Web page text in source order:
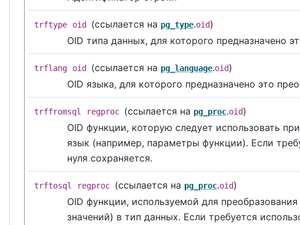
trftype oid (ссылается на pg_type.oid)
OID типа данных, для которого предназначено
trflang oid (ссылается на pg_language.oid)
OID языка, для которого предназначено это
trffromsql regproc (ссылается на pg_proc.oid)
OID функции, которую следует использовать
язык (например, параметры функции). Если
нуля сохраняется.
trftosql regproc (ссылается на pg_proc.oid)
OID функции, используемой для
значений) в тип данных. Если требуется